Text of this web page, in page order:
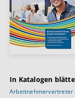
In Katalogen
Arbeitnehmervertreter